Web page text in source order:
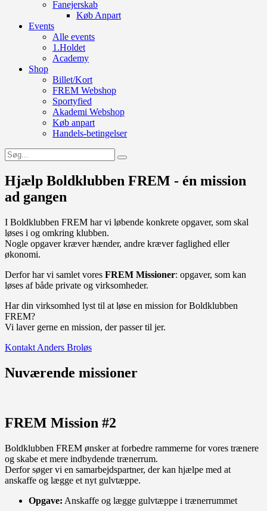
Fanejerskab
Køb Anpart
Events
Alle events
1.Holdet
Academy
Shop
Billet/Kort
FREM Webshop
Sportyfied
Akademi Webshop
Køb anpart
Handels-betingelser
Hjælp Boldklubben FREM - én mission
ad gangen
I Boldklubben FREM har vi løbende konkrete opgaver, som skal
løses i og omkring klubben.
Nogle opgaver kræver hænder, andre kræver faglighed eller
økonomi.
Derfor har vi samlet vores FREM Missioner: opgaver, som kan
løses af både private og virksomheder.
Har din virksomhed lyst til at løse en mission for Boldklubben
FREM?
Vi laver gerne en mission, der passer til jer.
Kontakt Anders Broløs
Nuværende missioner
FREM Mission #2
Boldklubben FREM ønsker at forbedre rammerne for vores trænere
og skabe et mere indbydende trænerrum.
Derfor søger vi en samarbejdspartner, der kan hjælpe med at
anskaffe og lægge et nyt gulvtæppe.
Opgave: Anskaffe og lægge gulvtæppe i trænerrummet